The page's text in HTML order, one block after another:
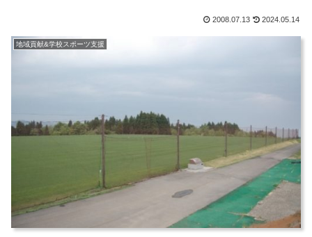
2008.07.13 2024.05.14
地域貢献&学校スポーツ支援